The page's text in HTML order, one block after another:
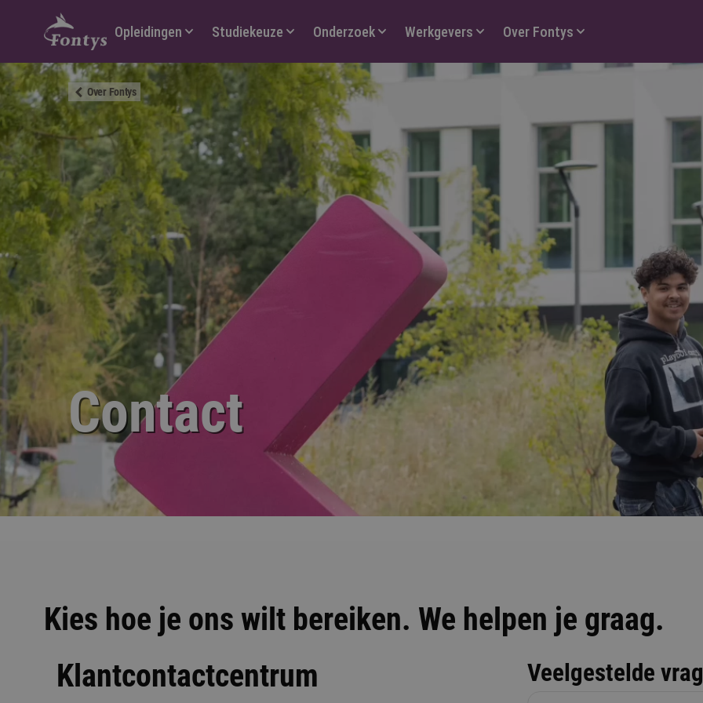
Hoofdmenu
Opleidingen Studiekeuze Onderzoek Werkgevers Over Fontys
Over Fontys
Contact
Kies hoe je ons wilt bereiken. We helpen je graag.
Klantcontactcentrum
Veelgestelde